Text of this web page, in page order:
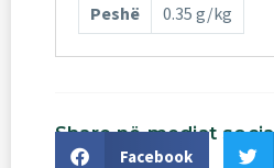
Peshë 0.35 g/kg
Share në mediat
Facebook